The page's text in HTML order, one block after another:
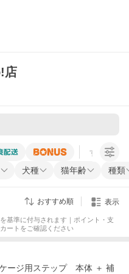
店
すべての条
犬種 猫年齢 種類
おすすめ順 表示
基準に付与されます｜ポイント・支
ートをご確認ください
ケージ用ステップ 本体 ＋ 補